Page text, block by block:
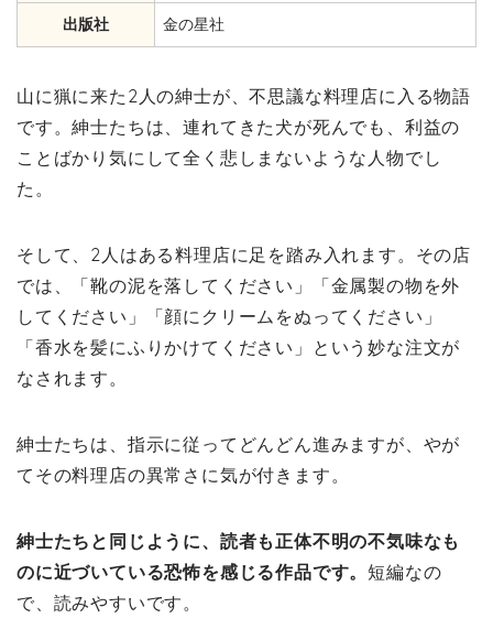
出版社 金の星社
山に猟に来た2人の紳士が、不思議な料理店に入る物語
です。紳士たちは、連れてきた犬が死んでも、利益の
ことばかり気にして全く悲しまないような人物でし
た。
そして、2人はある料理店に足を踏み入れます。その店
では、「靴の泥を落してください」「金属製の物を外
してください」「顔にクリームをぬってください」
「香水を髪にふりかけてください」という妙な注文が
なされます。
紳士たちは、指示に従ってどんどん進みますが、やが
てその料理店の異常さに気が付きます。
紳士たちと同じように、読者も正体不明の不気味なも
のに近づいている恐怖を感じる作品です。短編なの
で、読みやすいです。